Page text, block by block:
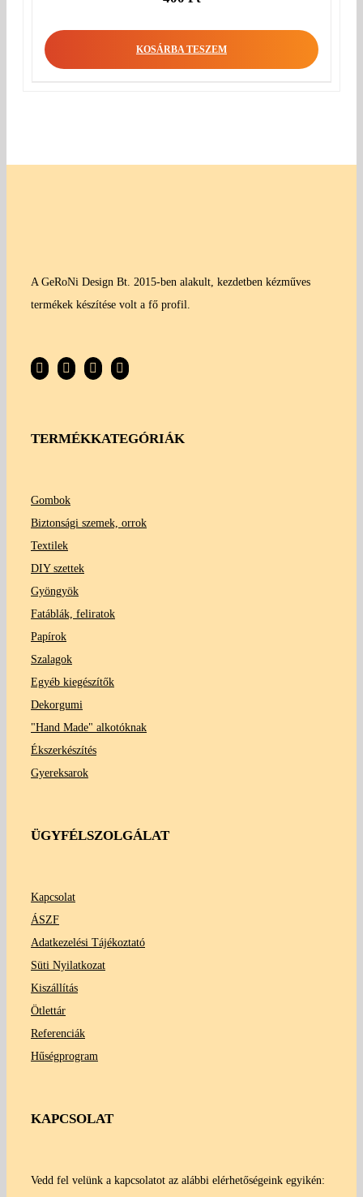
KOSÁRBA TESZEM
A GeRoNi Design Bt. 2015-ben alakult, kezdetben kézműves
termékek készítése volt a fő profil.
TERMÉKKATEGÓRIÁK
Gombok
Biztonsági szemek, orrok
Textilek
DIY szettek
Gyöngyök
Fatáblák, feliratok
Papírok
Szalagok
Egyéb kiegészítők
Dekorgumi
"Hand Made" alkotóknak
Ékszerkészítés
Gyereksarok
ÜGYFÉLSZOLGÁLAT
Kapcsolat
ÁSZF
Adatkezelési Tájékoztató
Süti Nyilatkozat
Kiszállítás
Ötlettár
Referenciák
Hűségprogram
KAPCSOLAT
Vedd fel velünk a kapcsolatot az alábbi elérhetőségeink egyikén: